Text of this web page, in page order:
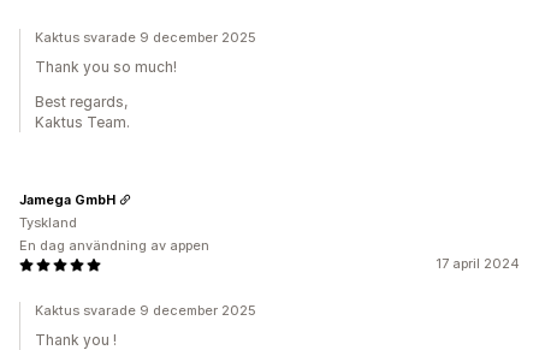
Kaktus svarade 9 december 2025
Thank you so much!
Best regards,
Kaktus Team.
17 april 2024
Jamega GmbH
Tyskland
En dag användning av appen
Kaktus svarade 9 december 2025
Thank you !